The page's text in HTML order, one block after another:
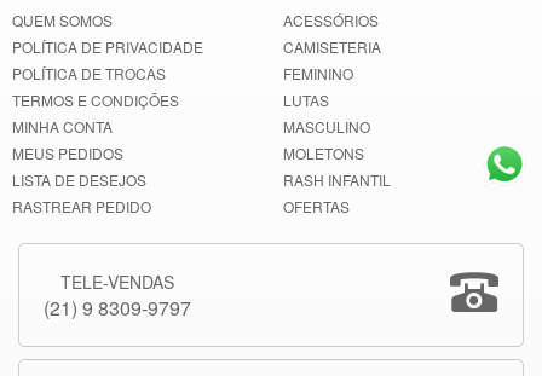
QUEM SOMOS
POLÍTICA DE PRIVACIDADE
POLÍTICA DE TROCAS
TERMOS E CONDIÇÕES
MINHA CONTA
MEUS PEDIDOS
LISTA DE DESEJOS
RASTREAR PEDIDO
ACESSÓRIOS
CAMISETERIA
FEMININO
LUTAS
MASCULINO
MOLETONS
RASH INFANTIL
OFERTAS
TELE-VENDAS
(21) 9 8309-9797